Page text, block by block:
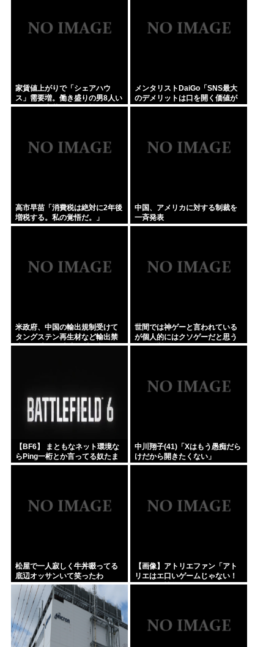
家賃値上がりで「シェアハウ
ス」需要増。働き盛りの男8人い
れば一軒家暮らしも余裕で毎日
メンタリストDaiGo「SNS最大
のデメリットは口を開く価値が
ない奴が発信できるようになっ
高市早苗「消費税は絶対に2年後
増税する。私の覚悟だ。」
中国、アメリカに対する制裁を
一斉発表
米政府、中国の輸出規制受けて
タングステン再生材など輸出禁
止へ 日本さん米中に挟み撃ちさ
世間では神ゲーと言われている
が個人的にはクソゲーだと思う
ゲーム挙げてけwww
【BF6】 まともなネット環境な
らPing一桁とか言ってる奴たま
にいるけどマヌケすぎる
中川翔子(41)「Xはもう愚痴だら
けだから開きたくない」
松屋で一人寂しく牛丼啜ってる
底辺オッサンいて笑ったわ
【画像】アトリエファン「アト
リエはエ口いゲームじゃない！
ライザを性的な目で見てる奴は